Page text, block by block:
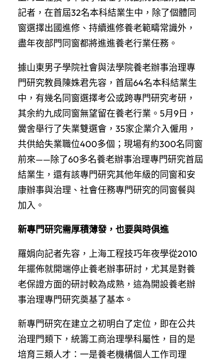
記者，在首屆32名本科結業生中，除了個體同
窗選擇出國進修、持續進修養老範疇常識外，
盡年夜部門同窗都將進進養老行業任務。
據山東男子學院社會與法學院養老辦事治理專
門研究教員陳姝君先容，首屆64名本科結業生
中，有幾名同窗選擇考公或跨專門研究考研，
其余約九成同窗無望留在養老行業。5月9日，
黌舍舉行了失業雙選會，35家企業介入僱用，
共供給失業職位400多個；現場有約300名同窗
前來——除了60多名養老辦事治理專門研究首屆
結業生，還有該專門研究其他年級的同窗和安
康辦事與治理、社會任務專門研究的同窗餐與
加入。
新專門研究需厚積薄發，也要與時俱進
羅娟向記者先容，上海工程技巧年夜學從2010
年擺佈就開端停止養老辦事研討，尤其是對養
老保證方面的研討較為成熟，這為開設養老辦
事治理專門研究奠基了基本。
新專門研究在建立之初明白了定位，即在公共
治理門類下，統籌工商治理學科屬性，目的是
培育三類人才：一是養老機構個人工作司理